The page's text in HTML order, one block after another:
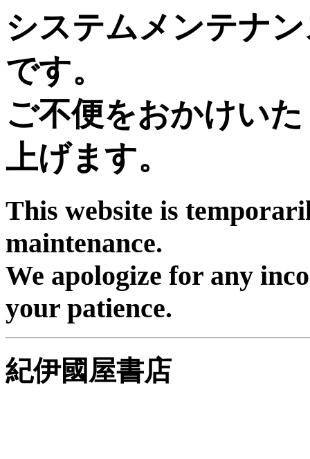
システムメンテナ
です。
ご不便をおかけい
上げます。
This website is
maintenance.
We apologize for any
your patience.
紀伊國屋書店